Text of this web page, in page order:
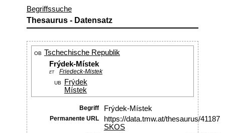
Begriffssuche
Thesaurus - Datensatz
OB Tschechische Republik
Frýdek-Místek
ET Friedeck-Mistek
UB
Frýdek
Místek
Begriff Frýdek-Místek
Permanente URL
https://data.tmw.at/thesaurus/41187
SKOS